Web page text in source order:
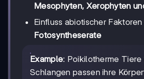
Mesophyten, Xerophyten
Einfluss abiotischer
Fotosyntheserate
Example: Poikilotherme Tiere
Schlangen passen ihre